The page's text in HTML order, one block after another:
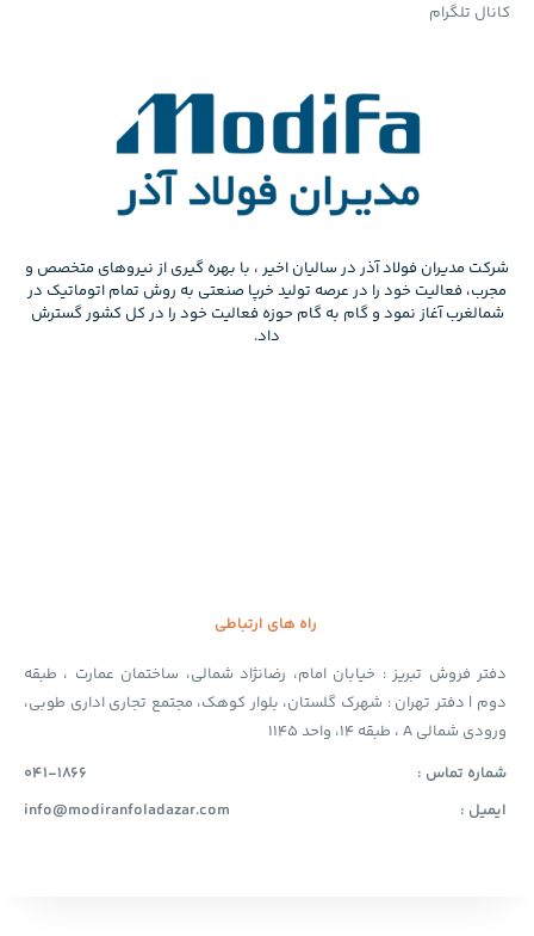
کانال تلگرام
شرکت مدیران فولاد آذر در سالیان اخیر ، با بهره گیری از نیروهای متخصص و
مجرب، فعالیت خود را در عرصه تولید خرپا صنعتی به روش تمام اتوماتیک در
شمالغرب آغاز نمود و گام به گام حوزه فعالیت خود را در کل کشور گسترش
داد.
راه های ارتباطی
دفتر فروش تبریز : خیابان امام، رضانژاد شمالی، ساختمان عمارت ، طبقه
دوم | دفتر تهران : شهرک گلستان، بلوار کوهک، مجتمع تجاری اداری طوبی،
ورودی شمالی A ، طبقه 14، واحد 1145
شماره تماس :
041-1866
ایمیل :
info@modiranfoladazar.com